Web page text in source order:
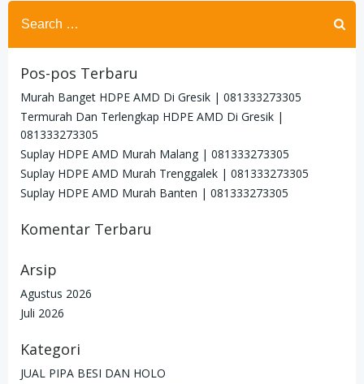
Search
for:
Pos-pos Terbaru
Murah Banget HDPE AMD Di Gresik | 081333273305
Termurah Dan Terlengkap HDPE AMD Di Gresik |
081333273305
Suplay HDPE AMD Murah Malang | 081333273305
Suplay HDPE AMD Murah Trenggalek | 081333273305
Suplay HDPE AMD Murah Banten | 081333273305
Komentar Terbaru
Arsip
Agustus 2026
Juli 2026
Kategori
JUAL PIPA BESI DAN HOLO